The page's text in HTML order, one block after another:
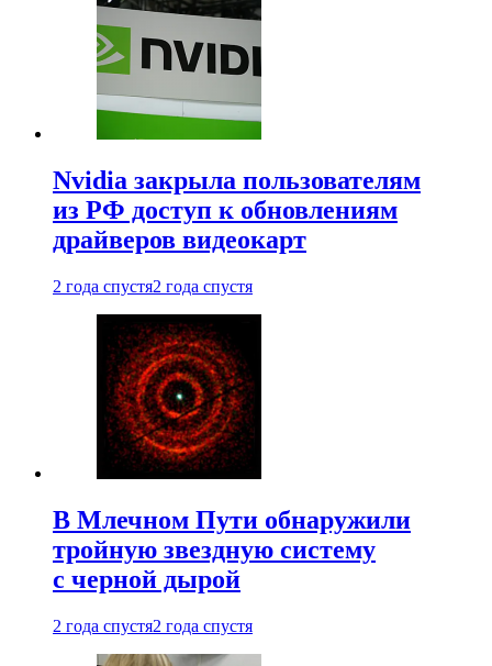
Nvidia закрыла пользователям
из РФ доступ к обновлениям
драйверов видеокарт
2 года спустя2 года спустя
В Млечном Пути обнаружили
тройную звездную систему
с черной дырой
2 года спустя2 года спустя